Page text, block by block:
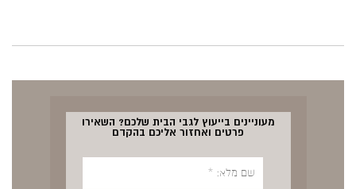
מעוניינים בייעוץ לגבי הבית שלכם? השאירו
פרטים ואחזור אליכם בהקדם